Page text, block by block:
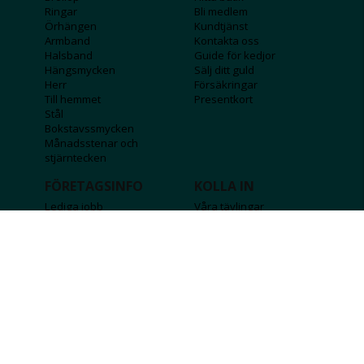
Ringar
Örhängen
Armband
Halsband
Hängsmycken
Herr
Till hemmet
Stål
Bokstavssmycken
Månadsstenar och
stjärntecken
Bli medlem
Kundtjänst
Kontakta oss
Guide för kedjor
Sälj ditt guld
Försäkringar
Presentkort
FÖRETAGSINFO
Lediga jobb
KOLLA IN
Våra tävlingar